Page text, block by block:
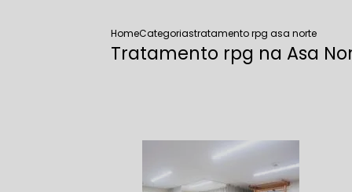
HomeCategoriastratamento rpg asa norte
Tratamento rpg​ na Asa